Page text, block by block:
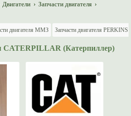
Двигатели › Запчасти двигателя ›
двигателя ММЗ Запчасти двигателя PERKINS
CATERPILLAR (Катерпиллер)